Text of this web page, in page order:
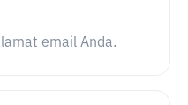
email Anda.